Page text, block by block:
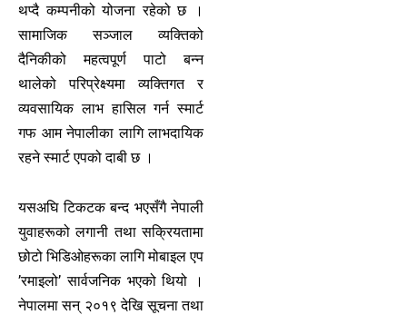
थप्दै कम्पनीको योजना रहेको छ ।
सामाजिक सञ्जाल व्यक्तिको
दैनिकीको महत्वपूर्ण पाटो बन्न
थालेको परिप्रेक्ष्यमा व्यक्तिगत र
व्यवसायिक लाभ हासिल गर्न स्मार्ट
गफ आम नेपालीका लागि लाभदायिक
रहने स्मार्ट एपको दाबी छ ।
यसअघि टिकटक बन्द भएसँगै नेपाली
युवाहरूको लगानी तथा सक्रियतामा
छोटो भिडिओहरूका लागि मोबाइल एप
’रमाइलो’ सार्वजनिक भएको थियो ।
नेपालमा सन् २०१९ देखि सूचना तथा